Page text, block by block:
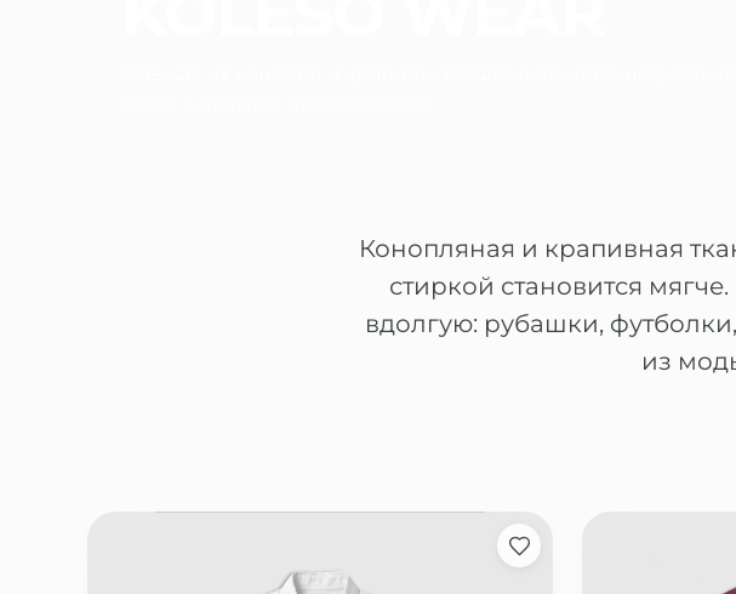
Конопляная и крапивная
стиркой становится
вдолгую: рубашки,
из